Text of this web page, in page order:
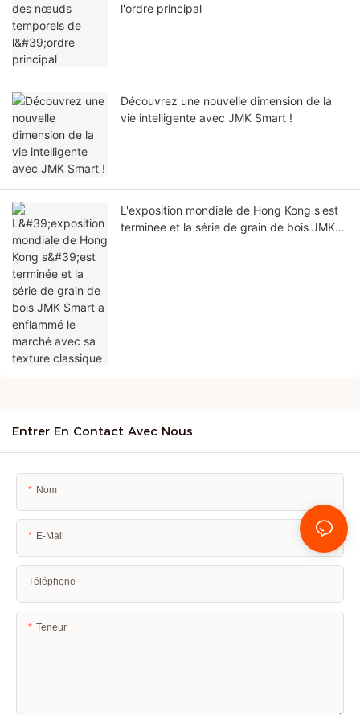
l'ordre principal
Découvrez une nouvelle dimension de la
vie intelligente avec JMK Smart !
L'exposition mondiale de Hong Kong s'est
terminée et la série de grain de bois JMK
Entrer En Contact Avec Nous
Nom
E-Mail
Téléphone
Teneur